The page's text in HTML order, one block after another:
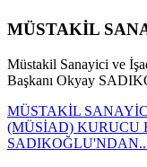
MÜSTAKİL
Müstakil Sanayici ve
Başkanı Okyay
MÜSTAKİL
(MÜSİAD) KURUCU